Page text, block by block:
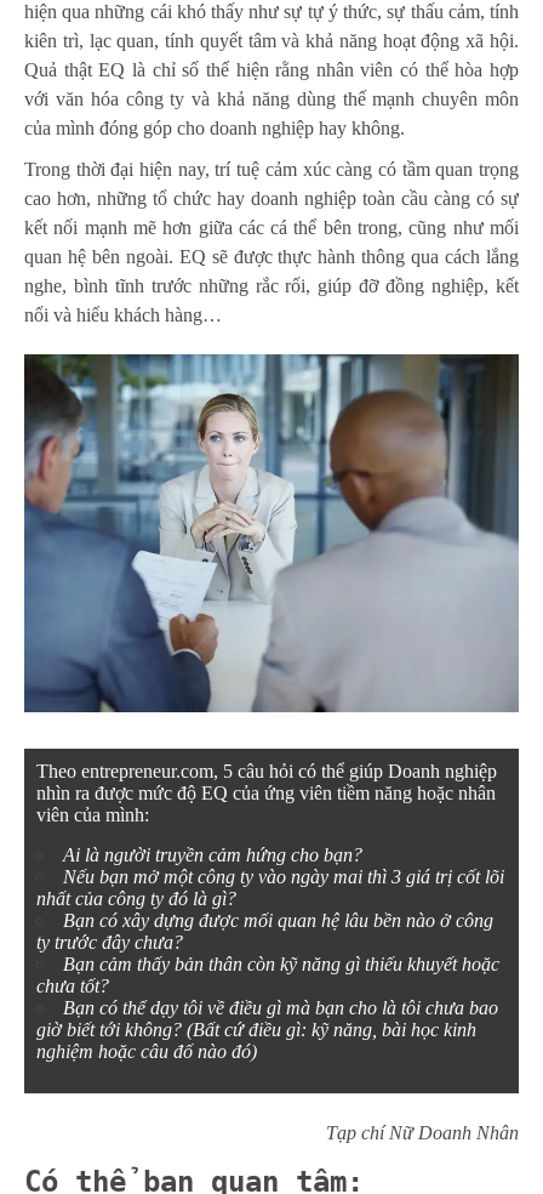
hiện qua những cái khó thấy như sự tự ý thức, sự thấu cảm, tính
kiên trì, lạc quan, tính quyết tâm và khả năng hoạt động xã hội.
Quả thật EQ là chỉ số thể hiện rằng nhân viên có thể hòa hợp
với văn hóa công ty và khả năng dùng thế mạnh chuyên môn
của mình đóng góp cho doanh nghiệp hay không.
Trong thời đại hiện nay, trí tuệ cảm xúc càng có tầm quan trọng
cao hơn, những tổ chức hay doanh nghiệp toàn cầu càng có sự
kết nối mạnh mẽ hơn giữa các cá thể bên trong, cũng như mối
quan hệ bên ngoài. EQ sẽ được thực hành thông qua cách lắng
nghe, bình tĩnh trước những rắc rối, giúp đỡ đồng nghiệp, kết
nối và hiểu khách hàng…
Theo entrepreneur.com, 5 câu hỏi có thể giúp Doanh nghiệp
nhìn ra được mức độ EQ của ứng viên tiềm năng hoặc nhân
viên của mình:
Ai là người truyền cảm hứng cho bạn?
Nếu bạn mở một công ty vào ngày mai thì 3 giá trị cốt lõi
nhất của công ty đó là gì?
Bạn có xây dựng được mối quan hệ lâu bền nào ở công
ty trước đây chưa?
Bạn cảm thấy bản thân còn kỹ năng gì thiếu khuyết hoặc
chưa tốt?
Bạn có thể dạy tôi về điều gì mà bạn cho là tôi chưa bao
giờ biết tới không? (Bất cứ điều gì: kỹ năng, bài học kinh
nghiệm hoặc câu đố nào đó)
Tạp chí Nữ Doanh Nhân
Có thể bạn quan tâm: